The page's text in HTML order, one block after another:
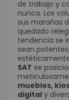
de trabajo y
nunca. Los
sus marañas
quedado
tendencia se
sean
SAT se
muebles,
digital y